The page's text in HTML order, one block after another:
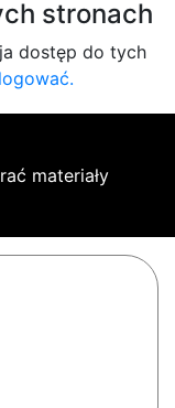
stronach
dostęp do tych
materiały